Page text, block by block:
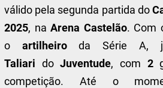
válido pela segunda partida do
2025, naArena Castelão. Com
o artilheiroda Série A,
Taliari doJuventude, com 2
competição. Até o